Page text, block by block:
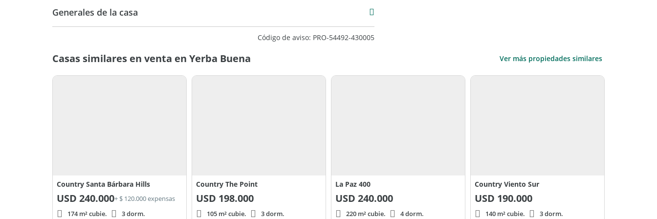
Generales de la casa
Código de aviso: PRO-54492-430005
Casas similares en venta en Yerba Buena Ver más propiedades similares
Country Santa Bárbara Hills
USD 240.000+ $ 120.000 expensas
174 m² cubie.
3 dorm.
Country The Point
USD 198.000
105 m² cubie. 3 dorm.
La Paz 400
USD 240.000
220 m² cubie. 4 dorm.
Country Viento Sur
USD 190.000
140 m² cubie. 3 dorm.